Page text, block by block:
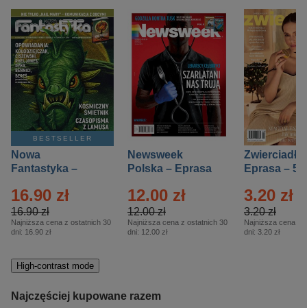
BESTSELLER
Nowa
Fantastyka –
16.90 zł
16.90 zł
Najniższa cena z ostatnich 30
dni: 16.90 zł
Newsweek
Polska – Eprasa
12.00 zł
12.00 zł
Najniższa cena z ostatnich 30
dni: 12.00 zł
Zwierciadło
Eprasa – 5/
3.20 zł
3.20 zł
Najniższa cena z
dni: 3.20 zł
High-contrast mode
Najczęściej kupowane razem